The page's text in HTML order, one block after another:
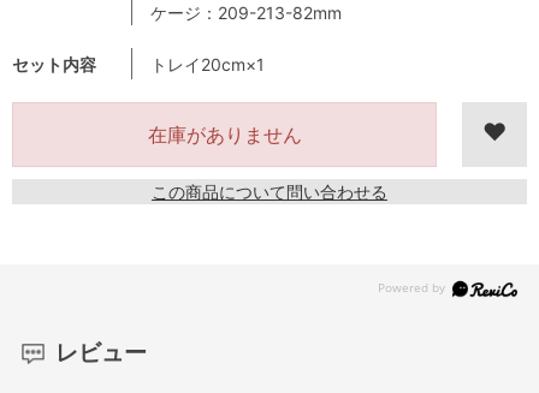
ケージ：209-213-82mm
セット内容 トレイ20cm×1
在庫がありません
この商品について問い合わせる
レビュー